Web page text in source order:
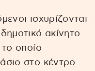
ισχυρίζονται
ακίνητο
οποίο
στο κέντρο